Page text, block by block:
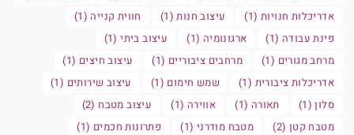
אדריכלות חנויות (1)
עיצוב חנות (1)
חווית קנייה (1)
פינת עבודה (1)
ארגונומיה (1)
עיצוב ביתי (1)
מרחב מגורים (1)
מרחבים ציבוריים (1)
עיצוב חיצים (1)
אדריכלות ציבורית (1)
שמש חימום (1)
עיצוב שירותים (1)
סלון (1)
תאורה (1) אווירה (1)
עיצוב מטבח (2)
מטבח קטן (2)
מטבח מודרני (1)
פתרונות חכמים (1)